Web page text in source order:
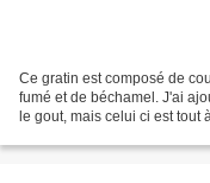
Ce gratin est composé de
fumé et de béchamel. J'ai
le gout, mais celui ci est tout